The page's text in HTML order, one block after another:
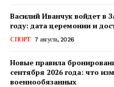
Василий Иванчук войдет в
году: дата церемонии и
СПОРТ 7 августа, 2026
Новые правила
сентября 2026 года: что
военнообязанных